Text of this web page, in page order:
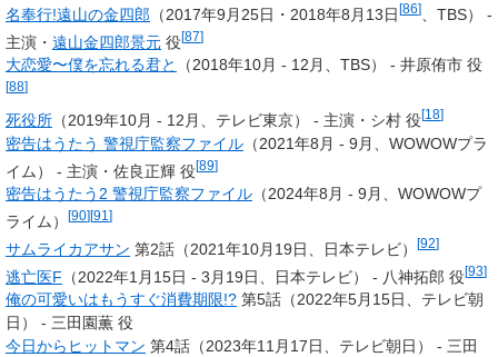
名奉行!遠山の金四郎 （2017年9月25日・2018年8月13日[86]
、TBS） -
主演・ 遠山金四郎景元 役[87]
大恋愛〜僕を忘れる君と （2018年10月 - 12月、TBS） - 井原侑市 役
[88]
死役所 （2019年10月 - 12月、テレビ東京） - 主演・シ村 役[18]
密告はうたう 警視庁監察ファイル （2021年8月 - 9月、WOWOWプラ
イム） - 主演・佐良正輝 役[89]
密告はうたう2 警視庁監察ファイル （2024年8月 - 9月、WOWOWプ
ライム）
[90][91 ]
サムライカアサン 第2話（2021年10月19日、日本テレビ） [92]
逃亡医F （2022年1月15日 - 3月19日、日本テレビ） - 八神拓郎 役[93]
俺の可愛いはもうすぐ消費期限!? 第5話（2022年5月15日、テレビ朝
日） - 三田園薫 役
今日からヒットマン 第4話（2023年11月17日、テレビ朝日） - 三田